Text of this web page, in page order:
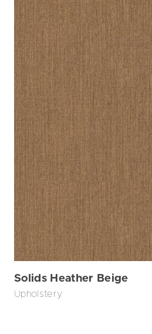
Solids Heather Beige
Upholstery